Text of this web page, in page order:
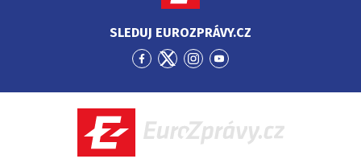
SLEDUJ EUROZPRÁVY.CZ
Přejít
Facebook
Přejít
Twitter
Přejít
Instagram
Přejít
YouTube
EuroZprávy.cz